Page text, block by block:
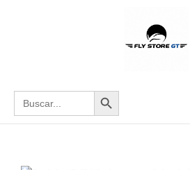
Buscar: Botón de búsqueda